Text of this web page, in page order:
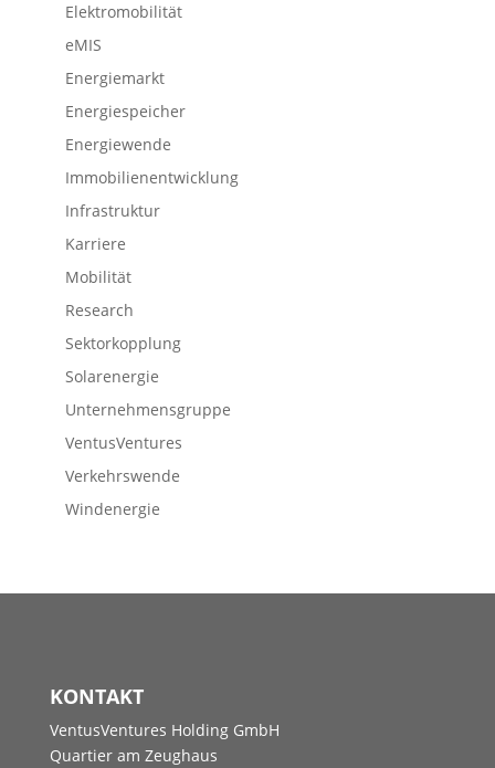
Elektromobilität
eMIS
Energiemarkt
Energiespeicher
Energiewende
Immobilienentwicklung
Infrastruktur
Karriere
Mobilität
Research
Sektorkopplung
Solarenergie
Unternehmensgruppe
VentusVentures
Verkehrswende
Windenergie
KONTAKT
VentusVentures Holding GmbH
Quartier am Zeughaus